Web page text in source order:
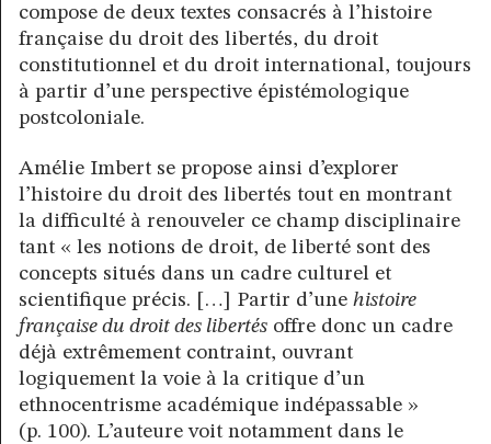
compose de deux textes consacrés à l’histoire
française du droit des libertés, du droit
constitutionnel et du droit international, toujours
à partir d’une perspective épistémologique
postcoloniale.
Amélie Imbert se propose ainsi d’explorer
l’histoire du droit des libertés tout en montrant
la difficulté à renouveler ce champ disciplinaire
tant « les notions de droit, de liberté sont des
concepts situés dans un cadre culturel et
scientifique précis. […] Partir d’une histoire
française du droit des libertés offre donc un cadre
déjà extrêmement contraint, ouvrant
logiquement la voie à la critique d’un
ethnocentrisme académique indépassable »
(p. 100). L’auteure voit notamment dans le